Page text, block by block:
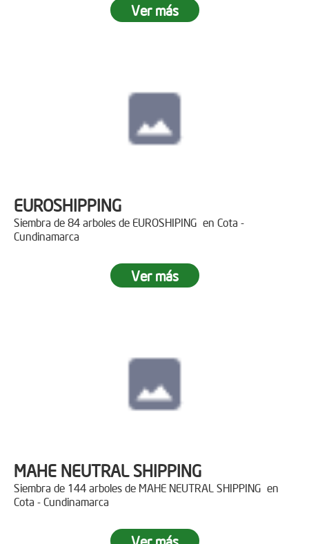
Ver más
EUROSHIPPING
Siembra de 84 arboles de EUROSHIPING en Cota -
Cundinamarca
Ver más
MAHE NEUTRAL SHIPPING
Siembra de 144 arboles de MAHE NEUTRAL SHIPPING en
Cota - Cundinamarca